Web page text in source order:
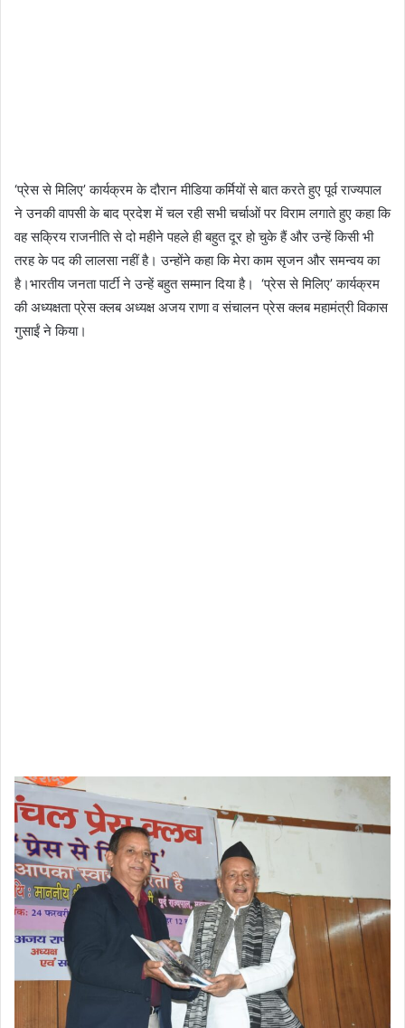
‘प्रेस से मिलिए’ कार्यक्रम के दौरान मीडिया कर्मियों से बात करते हुए पूर्व राज्यपाल
ने उनकी वापसी के बाद प्रदेश में चल रही सभी चर्चाओं पर विराम लगाते हुए कहा कि
वह सक्रिय राजनीति से दो महीने पहले ही बहुत दूर हो चुके हैं और उन्हें किसी भी
तरह के पद की लालसा नहीं है। उन्होंने कहा कि मेरा काम सृजन और समन्वय का
है।भारतीय जनता पार्टी ने उन्हें बहुत सम्मान दिया है। ‘प्रेस से मिलिए’ कार्यक्रम
की अध्यक्षता प्रेस क्लब अध्यक्ष अजय राणा व संचालन प्रेस क्लब महामंत्री विकास
गुसाईं ने किया।